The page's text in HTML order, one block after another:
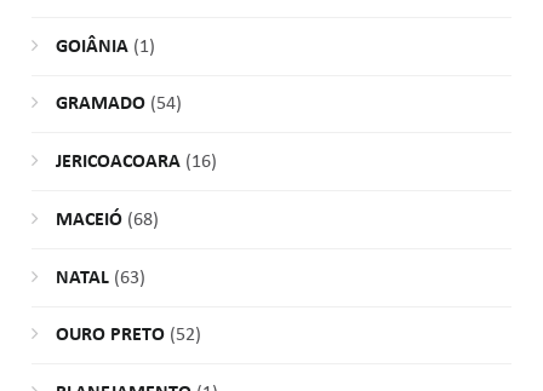
GOIÂNIA(1)
GRAMADO(54)
JERICOACOARA(16)
MACEIÓ(68)
NATAL(63)
OURO PRETO(52)